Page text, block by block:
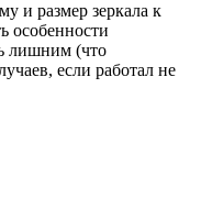
и размер зеркала к
особенности
лишним (что
если работал не